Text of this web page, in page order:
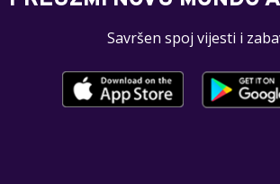
Savršen spoj vijesti i